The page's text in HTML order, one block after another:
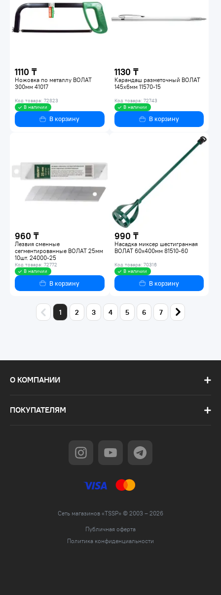
1110 ₸
Ножовка по металлу ВОЛАТ
300мм 41017
Код товара: 72823
В наличии
В корзину
1130 ₸
Карандаш разметочный ВОЛАТ
145х6мм 11570-15
Код товара: 72743
В наличии
В корзину
960 ₸
Лезвия сменные
сегментированные ВОЛАТ 25мм
10шт. 24000-25
Код товара: 72772
В наличии
В корзину
990 ₸
Насадка миксер шестигранная
ВОЛАТ 60x400мм 81510-60
Код товара: 70316
В наличии
В корзину
1 2 3 4 5 6 7
О КОМПАНИИ
ПОКУПАТЕЛЯМ
Сеть магазинов «TSSP» © 2003 – 2026
Публичная оферта
Политика конфиденциальности